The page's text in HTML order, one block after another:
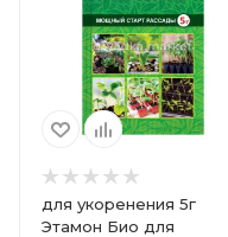
для укоренения 5г
Этамон Био для